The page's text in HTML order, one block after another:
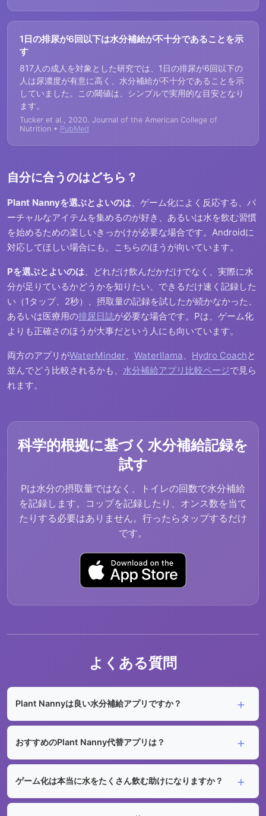
1日の排尿が6回以下は水分補給が不十分であることを示
す
817人の成人を対象とした研究では、1日の排尿が6回以下の
人は尿濃度が有意に高く、水分補給が不十分であることを示
していました。この閾値は、シンプルで実用的な目安となり
ます。
Tucker et al., 2020. Journal of the American College of
Nutrition • PubMed
自分に合うのはどちら？
Plant Nannyを選ぶとよいのは 、ゲーム化によく反応する、バ
ーチャルなアイテムを集めるのが好き、あるいは水を飲む習慣
を始めるための楽しいきっかけが必要な場合です。Androidに
対応してほしい場合にも、こちらのほうが向いています。
Pを選ぶとよいのは 、どれだけ飲んだかだけでなく、実際に水
分が足りているかどうかを知りたい、できるだけ速く記録した
い（1タップ、2秒）、摂取量の記録を試したが続かなかった、
あるいは医療用の排尿日誌が必要な場合です。Pは、ゲーム化
よりも正確さのほうが大事だという人にも向いています。
両方のアプリがWaterMinder Waterllama Hydro Coachと
並んでどう比較されるかも、 水分補給アプリ比較ページで見ら
れます。
科学的根拠に基づく水分補給記録を
試す
Pは水分の摂取量ではなく、トイレの回数で水分補給
を記録します。コップを記録したり、オンス数を当て
たりする必要はありません。行ったらタップするだけ
です。
よくある質問
Plant Nannyは良い水分補給アプリですか？
おすすめのPlant Nanny代替アプリは？
ゲーム化は本当に水をたくさん飲む助けになりますか？